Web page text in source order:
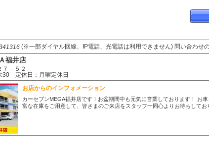
(※一部ダイヤル回線、IP電話、光電話は利用できません) 問い合わせ
福井店
－５２
定休日：月曜定休日
お店からのインフォメーション
カーセブンMEGA福井店です！お盆期間中も元気に営業しております！ お
富な在庫をご用意して、皆さまのご来店をスタッフ一同心よりお待ちして